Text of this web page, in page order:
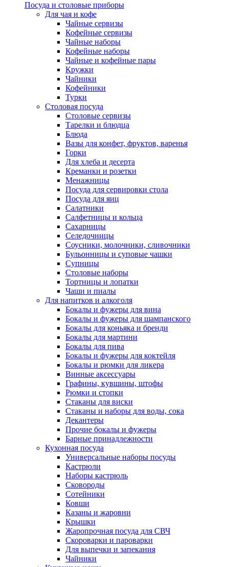
Посуда и столовые приборы
Для чая и кофе
Чайные сервизы
Кофейные сервизы
Чайные наборы
Кофейные наборы
Чайные и кофейные пары
Кружки
Чайники
Кофейники
Турки
Столовая посуда
Столовые сервизы
Тарелки и блюдца
Блюда
Вазы для конфет, фруктов, варенья
Горки
Для хлеба и десерта
Креманки и розетки
Менажницы
Посуда для сервировки стола
Посуда для яиц
Салатники
Салфетницы и кольца
Сахарницы
Селедочницы
Соусники, молочники, сливочники
Бульонницы и суповые чашки
Супницы
Столовые наборы
Тортницы и лопатки
Чаши и пиалы
Для напитков и алкоголя
Бокалы и фужеры для вина
Бокалы и фужеры для шампанского
Бокалы для коньяка и бренди
Бокалы для мартини
Бокалы для пива
Бокалы и фужеры для коктейля
Бокалы и рюмки для ликера
Винные аксессуары
Графины, кувшины, штофы
Рюмки и стопки
Стаканы для виски
Стаканы и наборы для воды, сока
Декантеры
Прочие бокалы и фужеры
Барные принадлежности
Кухонная посуда
Универсальные наборы посуды
Кастрюли
Наборы кастрюль
Сковороды
Сотейники
Ковши
Казаны и жаровни
Крышки
Жаропрочная посуда для СВЧ
Скороварки и пароварки
Для выпечки и запекания
Чайники